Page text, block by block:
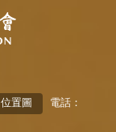
位置圖
電話：